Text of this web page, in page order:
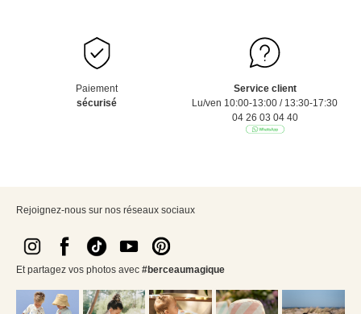
Paiement
sécurisé
Service client
Lu/ven 10:00-13:00 / 13:30-17:30
04 26 03 04 40
Rejoignez-nous sur nos réseaux sociaux
Et partagez vos photos avec #berceaumagique